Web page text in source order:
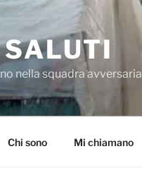
nella squadra avversaria
Chi sono Mi chiamano